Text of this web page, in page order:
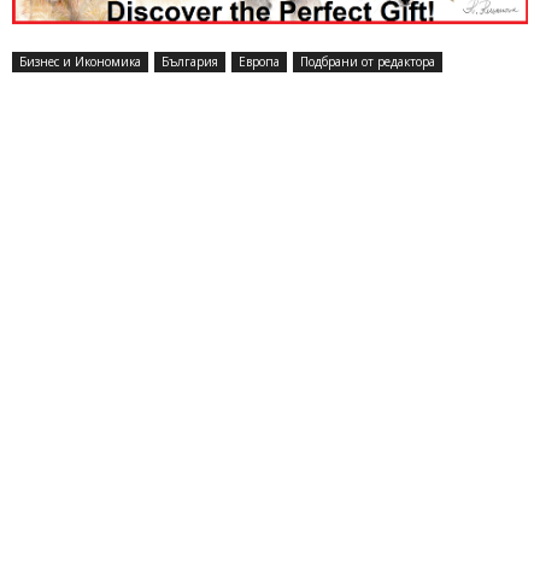
Бизнес и Икономика България Европа Подбрани от редактора